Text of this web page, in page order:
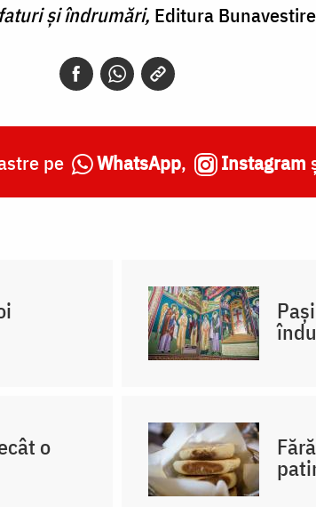
şi îndrumări, Editura
pe WhatsApp, Instagram
o